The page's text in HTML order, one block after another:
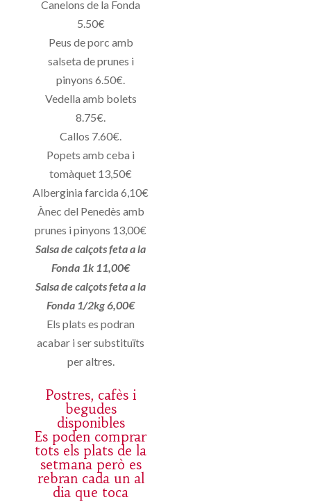
Canelons de la Fonda
5.50€
Peus de porc amb
salseta de prunes i
pinyons 6.50€.
Vedella amb bolets
8.75€.
Callos 7.60€.
Popets amb ceba i
tomàquet 13,50€
Alberginia farcida 6,10€
Ànec del Penedès amb
prunes i pinyons 13,00€
Salsa de calçots feta a la
Fonda 1k 11,00€
Salsa de calçots feta a la
Fonda 1/2kg 6,00€
Els plats es podran
acabar i ser substituïts
per altres.
Postres, cafès i
begudes
disponibles
Es poden comprar
tots els plats de la
setmana però es
rebran cada un al
dia que toca